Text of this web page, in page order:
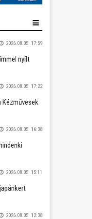
2026.08.05. 17:59
nyílt
2026.08.05. 17:22
Kézművesek
2026.08.05. 16:38
2026.08.05. 15:11
2026.08.05. 12:38